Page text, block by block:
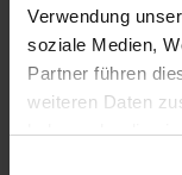
Verwendung
soziale Medien,
Partner führen
weiteren Daten
haben oder die
Merken
Artikel Nr.: 3142662